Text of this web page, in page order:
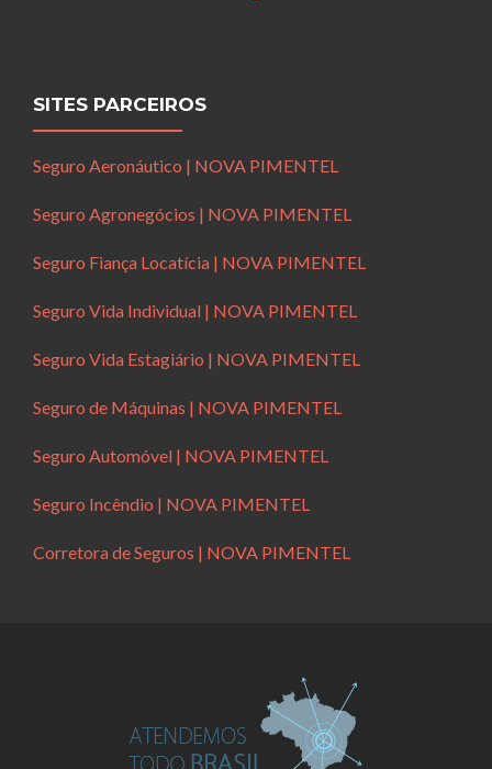
SITES PARCEIROS
Seguro Aeronáutico | NOVA PIMENTEL
Seguro Agronegócios | NOVA PIMENTEL
Seguro Fiança Locatícia | NOVA PIMENTEL
Seguro Vida Individual | NOVA PIMENTEL
Seguro Vida Estagiário | NOVA PIMENTEL
Seguro de Máquinas | NOVA PIMENTEL
Seguro Automóvel | NOVA PIMENTEL
Seguro Incêndio | NOVA PIMENTEL
Corretora de Seguros | NOVA PIMENTEL